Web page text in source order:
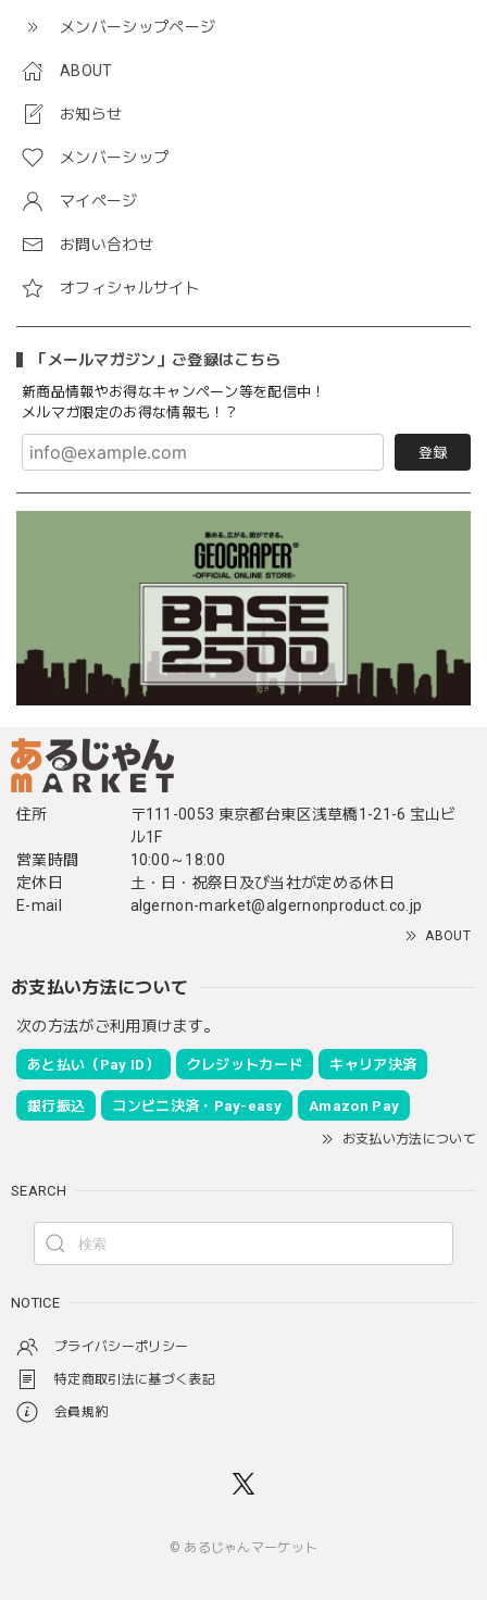
メンバーシップページ
ABOUT
お知らせ
メンバーシップ
マイページ
お問い合わせ
オフィシャルサイト
「メールマガジン」ご登録はこちら
新商品情報やお得なキャンペーン等を配信中！
メルマガ限定のお得な情報も！？
登録
住所
〒111-0053 東京都台東区浅草橋1-21-6 宝山ビ
ル1F
営業時間
10:00～18:00
定休日
土・日・祝祭日及び当社が定める休日
E-mail
algernon-market@algernonproduct.co.jp
ABOUT
お支払い方法について
次の方法がご利用頂けます。
あと払い（Pay ID） クレジットカード キャリア決済
銀行振込 コンビニ決済・Pay-easy Amazon Pay
お支払い方法について
SEARCH
NOTICE
プライバシーポリシー
特定商取引法に基づく表記
会員規約
© あるじゃんマーケット